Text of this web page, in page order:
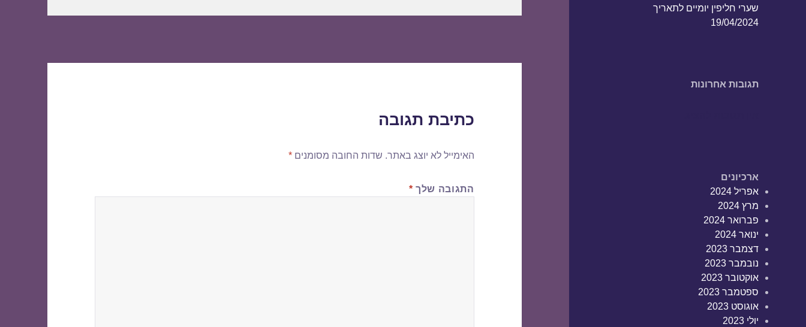
שערי חליפין יומיים לתאריך
19/04/2024
תגובות אחרונות
ארכיונים
אפריל 2024
מרץ 2024
פברואר 2024
ינואר 2024
דצמבר 2023
נובמבר 2023
אוקטובר 2023
ספטמבר 2023
אוגוסט 2023
יולי 2023
כתיבת תגובה
האימייל לא יוצג באתר. שדות החובה מסומנים*
התגובה שלך *